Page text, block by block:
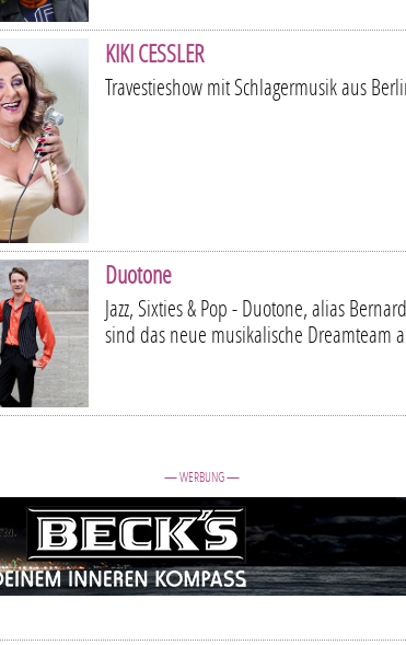
KIKI CESSLER
Travestieshow mit Schlagermusik aus
Duotone
Jazz, Sixties & Pop - Duotone, alias
sind das neue musikalische Dreamteam
— WERBUNG —